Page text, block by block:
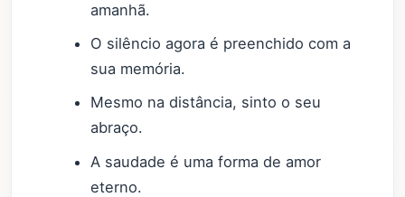
amanhã.
O silêncio agora é preenchido com a
sua memória.
Mesmo na distância, sinto o seu
abraço.
A saudade é uma forma de amor
eterno.